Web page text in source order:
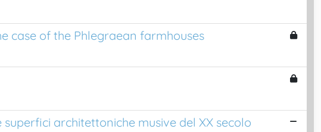
case of the Phlegraean farmhouses
architettoniche musive del XX secolo